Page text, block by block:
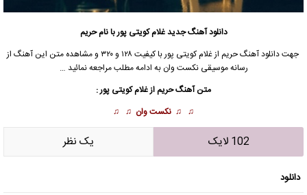
دانلود آهنگ جدیدغلام کویتی پوربا نام حریم
جهت دانلود آهنگ حریم ازغلام کویتی پور
با کیفیت ۱۲۸ و ۳۲۰ و مشاهده متن این آهنگ از
رسانه موسیقی نکست وان به ادامه مطلب مراجعه نمائید …
متن آهنگ حریم ازغلام کویتی پور:
♫ ♫ نکست وان ♫ ♫
102 لایک يک نظر
دانلود